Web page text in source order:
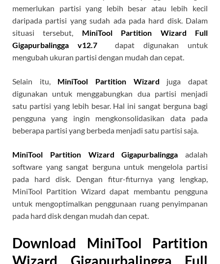
memerlukan partisi yang lebih besar atau lebih kecil
daripada partisi yang sudah ada pada hard disk. Dalam
situasi tersebut, MiniTool Partition Wizard Full
Gigapurbalingga v12.7
dapat digunakan untuk
mengubah ukuran partisi dengan mudah dan cepat.
Selain itu, MiniTool Partition Wizard juga dapat
digunakan untuk menggabungkan dua partisi menjadi
satu partisi yang lebih besar. Hal ini sangat berguna bagi
pengguna yang ingin mengkonsolidasikan data pada
beberapa partisi yang berbeda menjadi satu partisi saja.
MiniTool Partition Wizard Gigapurbalingga adalah
software yang sangat berguna untuk mengelola partisi
pada hard disk. Dengan fitur-fiturnya yang lengkap,
MiniTool Partition Wizard dapat membantu pengguna
untuk mengoptimalkan penggunaan ruang penyimpanan
pada hard disk dengan mudah dan cepat.
Download MiniTool Partition